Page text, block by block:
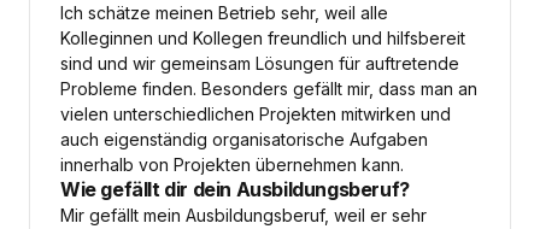
Ich schätze meinen Betrieb sehr, weil alle
Kolleginnen und Kollegen freundlich und hilfsbereit
sind und wir gemeinsam Lösungen für auftretende
Probleme finden. Besonders gefällt mir, dass man an
vielen unterschiedlichen Projekten mitwirken und
auch eigenständig organisatorische Aufgaben
innerhalb von Projekten übernehmen kann.
Wie gefällt dir dein Ausbildungsberuf?
Mir gefällt mein Ausbildungsberuf, weil er sehr